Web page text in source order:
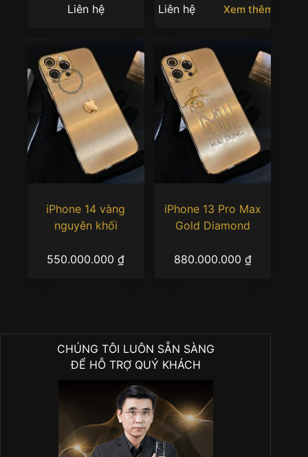
phượng hoàng
Liên hệ
phượng hoàng
Liên hệ Xem thêm
iPhone 14 vàng
nguyên khối
550.000.000₫
iPhone 13 Pro Max
Gold Diamond
880.000.000 ₫
CHÚNG TÔI LUÔN SẴN SÀNG
ĐỂ HỖ TRỢ QUÝ KHÁCH